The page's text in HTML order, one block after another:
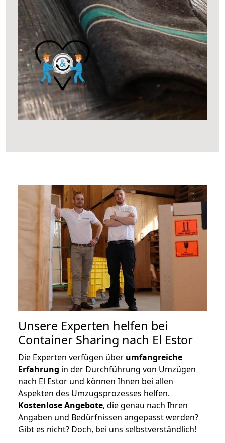
Unsere Experten helfen bei
Container Sharing nach El Estor
Die Experten verfügen über umfangreiche
Erfahrung in der Durchführung von Umzügen
nach El Estor und können Ihnen bei allen
Aspekten des Umzugsprozesses helfen.
Kostenlose Angebote, die genau nach Ihren
Angaben und Bedürfnissen angepasst werden?
Gibt es nicht? Doch, bei uns selbstverständlich!